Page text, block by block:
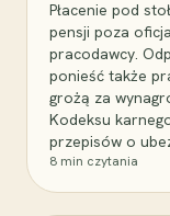
Płacenie pod
pensji poza
pracodawcy.
ponieść także
grożą za
Kodeksu
przepisów o
8 min czytania